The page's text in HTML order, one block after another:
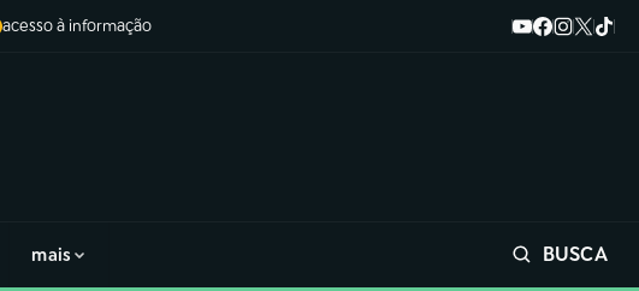
acesso à informação
mais BUSCA